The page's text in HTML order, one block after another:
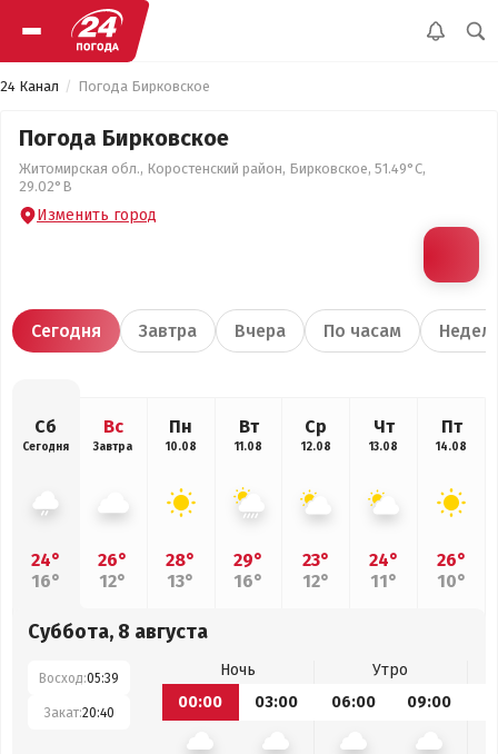
24 Канал Погода Бирковское
Погода Бирковское
Житомирская обл., Коростенский район, Бирковское, 51.49°С,
29.02°В
Изменить город
Сегодня Завтра Вчера По часам
Сб
Сегодня
24°
16°
Вс
Завтра
26°
12°
Пн
10.08
28°
13°
Вт
11.08
29°
16°
Ср
12.08
23°
12°
Чт
13.08
24°
11°
Пт
14.08
26°
10°
Суббота, 8 августа
Восход:05:39
Закат:20:40
Ночь
Утро
00:00
03:00 06:00 09:00